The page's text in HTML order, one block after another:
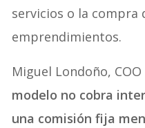
servicios o la compra
emprendimientos.
Miguel Londoño,
modelo no cobra
una comisión fija